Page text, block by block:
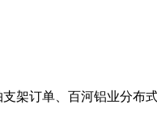
架订单、百河铝业分布